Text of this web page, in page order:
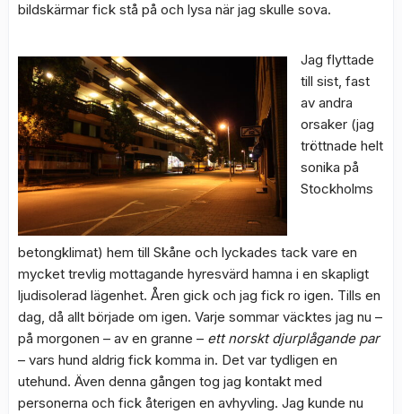
bildskärmar fick stå på och lysa när jag skulle sova.
Jag flyttade
till sist, fast
av andra
orsaker (jag
tröttnade helt
sonika på
Stockholms
betongklimat) hem till Skåne och lyckades tack vare en
mycket trevlig mottagande hyresvärd hamna i en skapligt
ljudisolerad lägenhet. Åren gick och jag fick ro igen. Tills en
dag, då allt började om igen. Varje sommar väcktes jag nu –
på morgonen – av en granne – ett norskt djurplågande par
– vars hund aldrig fick komma in. Det var tydligen en
utehund. Även denna gången tog jag kontakt med
personerna och fick återigen en avhyvling. Jag kunde nu